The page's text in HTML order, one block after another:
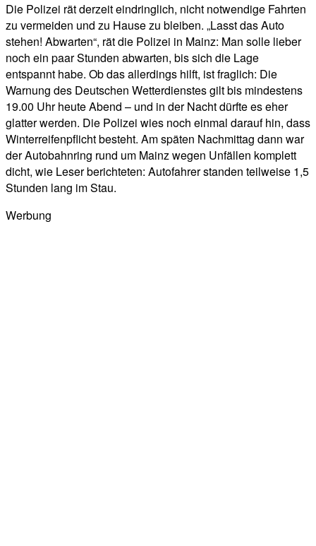
Die Polizei rät derzeit eindringlich, nicht notwendige Fahrten
zu vermeiden und zu Hause zu bleiben. „Lasst das Auto
stehen! Abwarten“, rät die Polizei in Mainz: Man solle lieber
noch ein paar Stunden abwarten, bis sich die Lage
entspannt habe. Ob das allerdings hilft, ist fraglich: Die
Warnung des Deutschen Wetterdienstes gilt bis mindestens
19.00 Uhr heute Abend – und in der Nacht dürfte es eher
glatter werden. Die Polizei wies noch einmal darauf hin, dass
Winterreifenpflicht besteht. Am späten Nachmittag dann war
der Autobahnring rund um Mainz wegen Unfällen komplett
dicht, wie Leser berichteten: Autofahrer standen teilweise 1,5
Stunden lang im Stau.
Werbung